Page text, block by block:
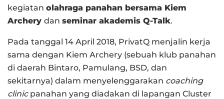
kegiatan olahraga panahan bersama Kiem
Archery dan seminar akademis Q-Talk.
Pada tanggal 14 April 2018, PrivatQ menjalin kerja
sama dengan Kiem Archery (sebuah klub panahan
di daerah Bintaro, Pamulang, BSD, dan
sekitarnya) dalam menyelenggarakan coaching
clinic panahan yang diadakan di lapangan Cluster